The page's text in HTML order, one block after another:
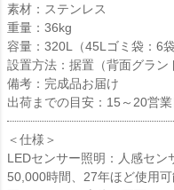
素材：ステンレス
重量：36kg
容量：320L（45Lゴミ袋：6袋
設置方法：据置（背面グラン
備考：完成品お届け
出荷までの目安：15～20営業
＜仕様＞
LEDセンサー照明：人感セン
50,000時間、27年ほど使用